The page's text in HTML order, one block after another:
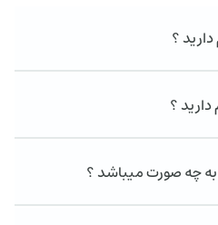
؟
؟
چه صورت میباشد ؟